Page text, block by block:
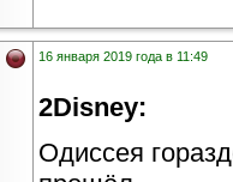
16 января 2019 года в 11:49
2Disney:
Одиссея